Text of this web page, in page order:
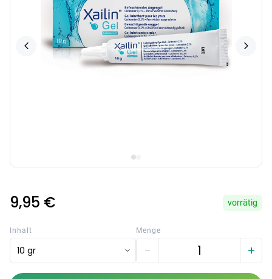
9,95 € vorrätig
Inhalt
10 gr
Menge
− +